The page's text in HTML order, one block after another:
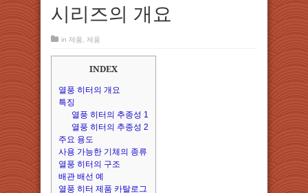
시리즈의 개요
in 제품 제품
INDEX
열풍 히터의 개요
특징
열풍 히터의 추종성 1
열풍 히터의 추종성 2
주요 용도
사용 가능한 기체의 종류
열풍 히터의 구조
배관 배선 예
열풍 히터 제품 카탈로그